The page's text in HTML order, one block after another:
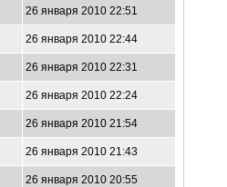
26 января 2010 22:51
26 января 2010 22:44
26 января 2010 22:31
26 января 2010 22:24
26 января 2010 21:54
26 января 2010 21:43
26 января 2010 20:55